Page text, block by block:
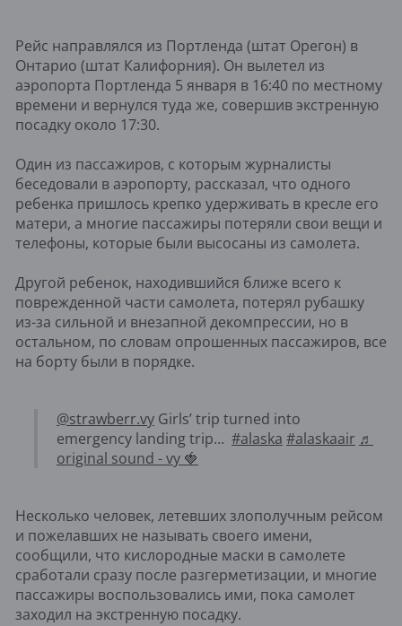
Рейс направлялся из Портленда (штат Орегон) в
Онтарио (штат Калифорния). Он вылетел из
аэропорта Портленда 5 января в 16:40 по местному
времени и вернулся туда же, совершив экстренную
посадку около 17:30.
Один из пассажиров, с которым журналисты
беседовали в аэропорту, рассказал, что одного
ребенка пришлось крепко удерживать в кресле его
матери, а многие пассажиры потеряли свои вещи и
телефоны, которые были высосаны из самолета.
Другой ребенок, находившийся ближе всего к
поврежденной части самолета, потерял рубашку
из-за сильной и внезапной декомпрессии, но в
остальном, по словам опрошенных пассажиров, все
на борту были в порядке.
@strawberr.vy Girls’ trip turned into
emergency landing trip… #alaska #alaskaair ♬
original sound - vy 🍓
Несколько человек, летевших злополучным рейсом
и пожелавших не называть своего имени,
сообщили, что кислородные маски в самолете
сработали сразу после разгерметизации, и многие
пассажиры воспользовались ими, пока самолет
заходил на экстренную посадку.